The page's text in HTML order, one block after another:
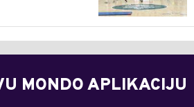
MONDO APLIKACIJU